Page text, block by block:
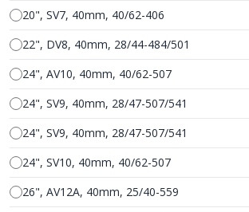
20", SV7, 40mm, 40/62-406
22", DV8, 40mm, 28/44-484/501
24", AV10, 40mm, 40/62-507
24", SV9, 40mm, 28/47-507/541
24", SV9, 40mm, 28/47-507/541
24", SV10, 40mm, 40/62-507
26", AV12A, 40mm, 25/40-559